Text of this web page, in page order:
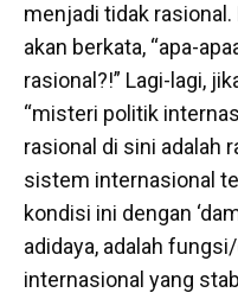
menjadi tidak
akan berkata, “apa-
rasional?!” Lagi-lagi,
“misteri politik
rasional di sini adalah
sistem internasional
kondisi ini dengan
adidaya, adalah
internasional yang